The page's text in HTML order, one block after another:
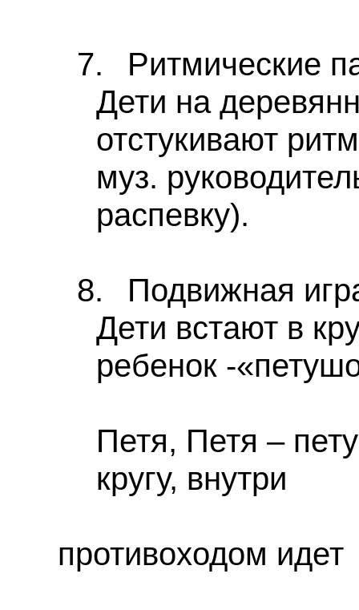
7.
Ритмические
Дети на
отстукивают
муз.
распевку).
8.
Подвижная
Дети встают в
ребенок -
Петя, Петя –
кругу, внутри
противоходом идет